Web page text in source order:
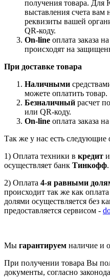
получения товара.
выставления счета вам
реквизиты вашей
QR-коду.
On-line оплата заказа
происходят на
При доставке товара
Наличными
можете оплатить товар.
Безналичный расчет
или QR-коду.
On-line оплата заказа
Так же у нас есть
1) Оплата техники в кредит
осуществляет банк Тинкофф.
2) Оплата 4-я равными
происходит так же как
долями осуществляется без
предоставляется сервисом -
Мы гарантируем наличие и
При получении товара Вы
документы, согласно